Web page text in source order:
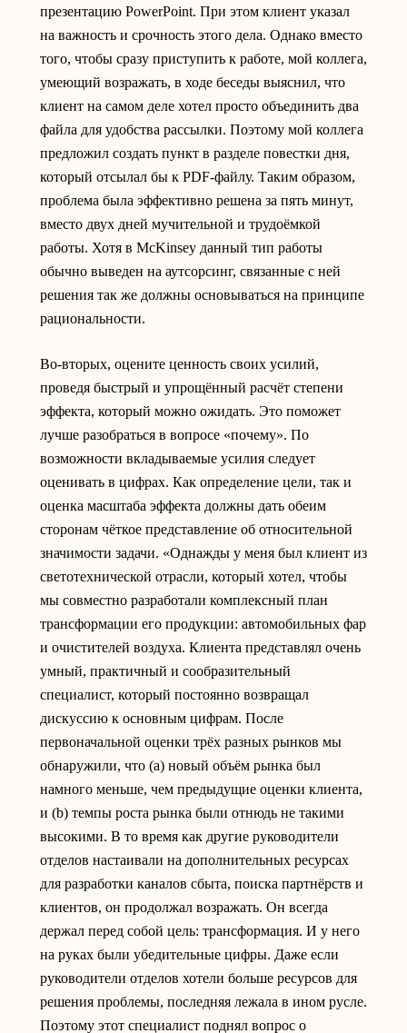
презентацию PowerPoint. При этом клиент указал
на важность и срочность этого дела. Однако вместо
того, чтобы сразу приступить к работе, мой коллега,
умеющий возражать, в ходе беседы выяснил, что
клиент на самом деле хотел просто объединить два
файла для удобства рассылки. Поэтому мой коллега
предложил создать пункт в разделе повестки дня,
который отсылал бы к PDF-файлу. Таким образом,
проблема была эффективно решена за пять минут,
вместо двух дней мучительной и трудоёмкой
работы. Хотя в McKinsey данный тип работы
обычно выведен на аутсорсинг, связанные с ней
решения так же должны основываться на принципе
рациональности.
Во-вторых, оцените ценность своих усилий,
проведя быстрый и упрощённый расчёт степени
эффекта, который можно ожидать. Это поможет
лучше разобраться в вопросе «почему». По
возможности вкладываемые усилия следует
оценивать в цифрах. Как определение цели, так и
оценка масштаба эффекта должны дать обеим
сторонам чёткое представление об относительной
значимости задачи. «Однажды у меня был клиент из
светотехнической отрасли, который хотел, чтобы
мы совместно разработали комплексный план
трансформации его продукции: автомобильных фар
и очистителей воздуха. Клиента представлял очень
умный, практичный и сообразительный
специалист, который постоянно возвращал
дискуссию к основным цифрам. После
первоначальной оценки трёх разных рынков мы
обнаружили, что (a) новый объём рынка был
намного меньше, чем предыдущие оценки клиента,
и (b) темпы роста рынка были отнюдь не такими
высокими. В то время как другие руководители
отделов настаивали на дополнительных ресурсах
для разработки каналов сбыта, поиска партнёрств и
клиентов, он продолжал возражать. Он всегда
держал перед собой цель: трансформация. И у него
на руках были убедительные цифры. Даже если
руководители отделов хотели больше ресурсов для
решения проблемы, последняя лежала в ином русле.
Поэтому этот специалист поднял вопрос о